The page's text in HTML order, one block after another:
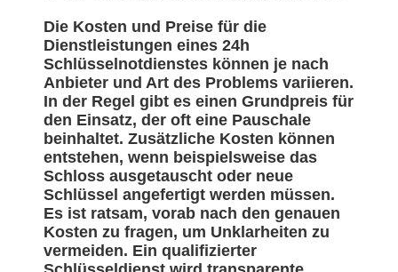
Die Kosten und Preise für die
Dienstleistungen eines 24h
Schlüsselnotdienstes können je nach
Anbieter und Art des Problems variieren.
In der Regel gibt es einen Grundpreis für
den Einsatz, der oft eine Pauschale
beinhaltet. Zusätzliche Kosten können
entstehen, wenn beispielsweise das
Schloss ausgetauscht oder neue
Schlüssel angefertigt werden müssen.
Es ist ratsam, vorab nach den genauen
Kosten zu fragen, um Unklarheiten zu
vermeiden. Ein qualifizierter